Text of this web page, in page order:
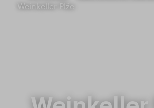
Weinkeller Plže